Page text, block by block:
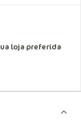
loja preferida